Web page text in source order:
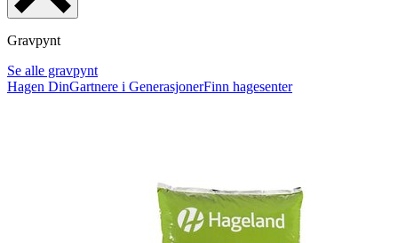
Gravpynt
Se alle gravpynt
Hagen DinGartnere i GenerasjonerFinn hagesenter